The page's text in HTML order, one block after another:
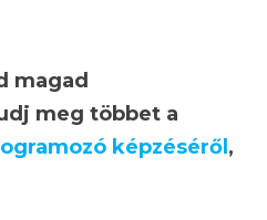
magad
meg többet a
képzéséről ,